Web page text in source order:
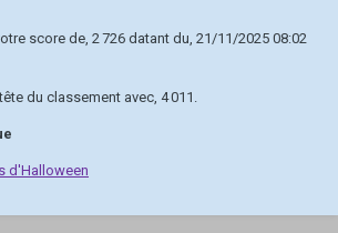
score de, 2 726 datant du, 21/11/2025 08:02
du classement avec, 4 011.
d'Halloween